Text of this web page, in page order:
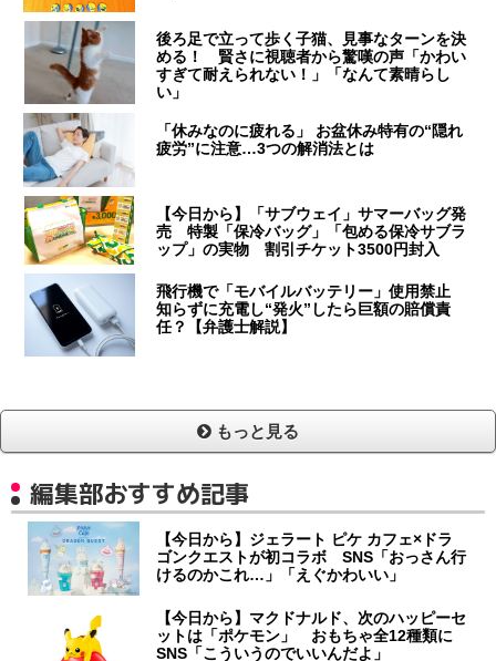
後ろ足で立って歩く子猫、見事なターンを決
める！ 賢さに視聴者から驚嘆の声「かわい
すぎて耐えられない！」「なんて素晴らし
い」
「休みなのに疲れる」 お盆休み特有の“隠れ
疲労”に注意…3つの解消法とは
【今日から】「サブウェイ」サマーバッグ発
売 特製「保冷バッグ」「包める保冷サブラ
ップ」の実物 割引チケット3500円封入
飛行機で「モバイルバッテリー」使用禁止
知らずに充電し“発火”したら巨額の賠償責
任？【弁護士解説】
もっと見る
編集部おすすめ記事
【今日から】ジェラート ピケ カフェ×ドラ
ゴンクエストが初コラボ SNS「おっさん行
けるのかこれ…」「えぐかわいい」
【今日から】マクドナルド、次のハッピーセ
ットは「ポケモン」 おもちゃ全12種類に
SNS「こういうのでいいんだよ」